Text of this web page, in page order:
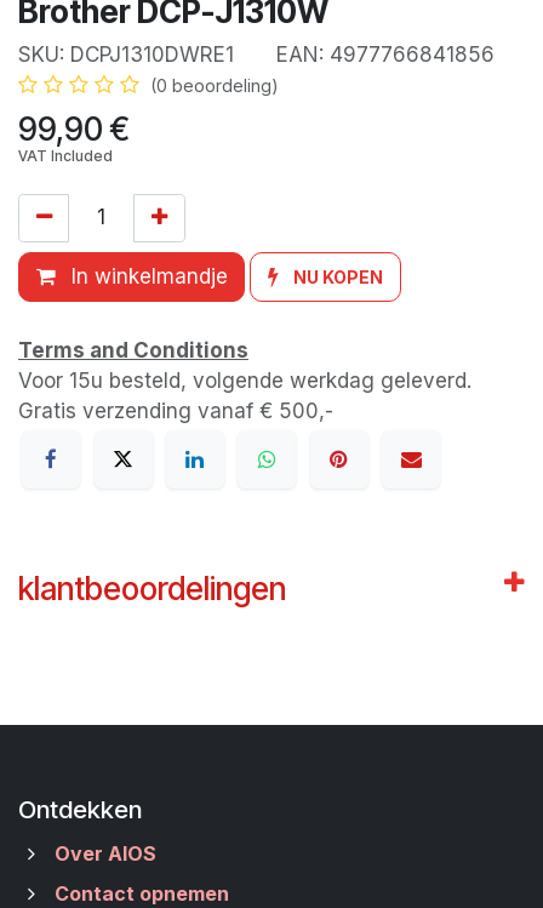
Brother DCP-J1310W
SKU: DCPJ1310DWRE1 EAN: 4977766841856
(0 beoordeling)
99,90€
VAT Included
In winkelmandje NU KOPEN
Terms and Conditions
Voor 15u besteld, volgende werkdag geleverd.
Gratis verzending vanaf € 500,-
klantbeoordelingen
Ontdekken
Over AIOS
Contact opnemen